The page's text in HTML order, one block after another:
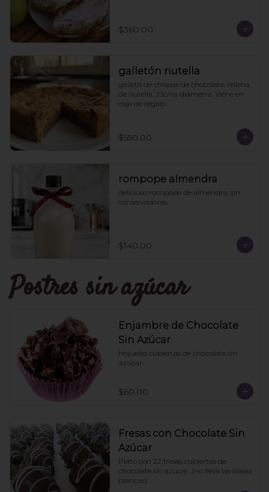
$360.00
galletón nutella
galleta de chispas de chocolate, rellena
de nutella. 23cms diámetro. Viene en
caja de regalo
$550.00
rompope almendra
delicioso rompope de almendra. sin
conservadores.
$140.00
Postres sin azúcar
Enjambre de Chocolate
Sin Azúcar
Hojuelas cubiertas de chocolate sin
azúcar.
$60.00
Fresas con Chocolate Sin
Azúcar
Plato con 22 fresas cubiertas de
chocolate sin azúcar. (no lleva las líneas
blancas)